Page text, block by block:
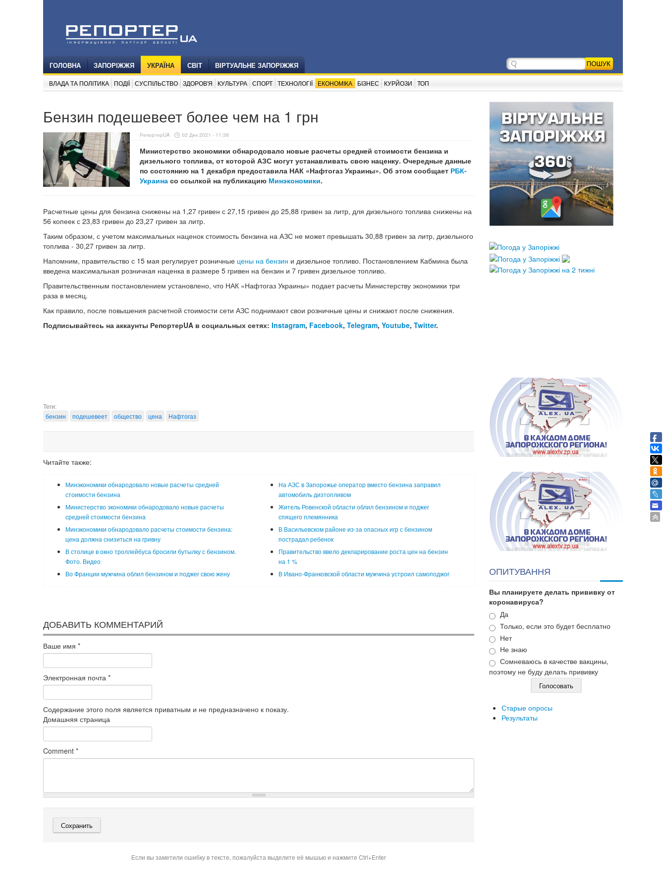
ГОЛОВНА ЗАПОРІЖЖЯ УКРАЇНА СВІТ ВІРТУАЛЬНЕ ЗАПОРІЖЖЯ
ВЛАДА ТА ПОЛІТИКА ПОДІЇ СУСПІЛЬСТВО ЗДОРОВ'Я КУЛЬТУРА СПОРТ ТЕХНОЛОГІЇ ЕКОНОМІКА БІЗНЕС КУРЙОЗИ ТОП
Бензин подешевеет более чем на 1 грн
РепортерUA 02 Дек 2021 - 11:38
Министерство экономики обнародовало новые расчеты средней стоимости бензина и
дизельного топлива, от которой АЗС могут устанавливать свою наценку. Очередные данные
по состоянию на 1 декабря предоставила НАК «Нафтогаз Украины». Об этом сообщает РБК-
Украина со ссылкой на публикацию Минэкономики.
Расчетные цены для бензина снижены на 1,27 гривен с 27,15 гривен до 25,88 гривен за литр, для дизельного топлива снижены на
56 копеек с 23,83 гривен до 23,27 гривен за литр.
Таким образом, с учетом максимальных наценок стоимость бензина на АЗС не может превышать 30,88 гривен за литр, дизельного
топлива - 30,27 гривен за литр.
Напомним, правительство с 15 мая регулирует розничные цены на бензин и дизельное топливо. Постановлением Кабмина была
введена максимальная розничная наценка в размере 5 гривен на бензин и 7 гривен дизельное топливо.
Правительственным постановлением установлено, что НАК «Нафтогаз Украины» подает расчеты Министерству экономики три
раза в месяц.
Как правило, после повышения расчетной стоимости сети АЗС поднимают свои розничные цены и снижают после снижения.
Подписывайтесь на аккаунты РепортерUA в социальных сетях: Instagram, Facebook, Telegram, Youtube, Twitter.
Теги:
бензин
подешевеет общество цена Нафтогаз
Читайте также:
Минэкономики обнародовало новые расчеты средней
стоимости бензина
На АЗС в Запорожье оператор вместо бензина заправил
автомобиль дизтопливом
Министерство экономики обнародовало новые расчеты
средней стоимости бензина
Житель Ровенской области облил бензином и поджег
спящего племянника
Минэкономики обнародовало расчеты стоимости бензина:
цена должна снизиться на гривну
В Васильевском районе из-за опасных игр с бензином
пострадал ребенок
В столице в окно троллейбуса бросили бутылку с бензином.
Фото. Видео
Правительство ввело декларирование роста цен на бензин
на 1 %
Во Франции мужчина облил бензином и поджег свою жену
В Ивано-Франковской области мужчина устроил самоподжог
ДОБАВИТЬ КОММЕНТАРИЙ
Ваше имя *
Электронная почта *
Содержание этого поля является приватным и не предназначено к показу.
Домашняя страница
Comment *
Если вы заметили ошибку в тексте, пожалуйста выделите её мышью и нажмите Ctrl+Enter
ОПИТУВАННЯ
Вы планируете делать прививку от
коронавируса?
Варианты
Да
Только, если это будет бесплатно
Нет
Не знаю
Сомневаюсь в качестве вакцины,
поэтому не буду делать прививку
Старые опросы
Результаты